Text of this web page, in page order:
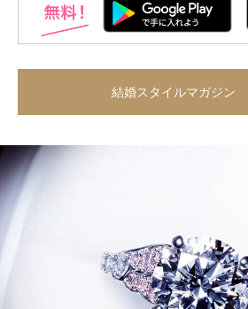
結婚スタイルマガジン